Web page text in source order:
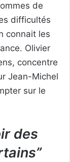
de
difficultés
connait les
Olivier
concentre
Jean-Michel
sur le
des